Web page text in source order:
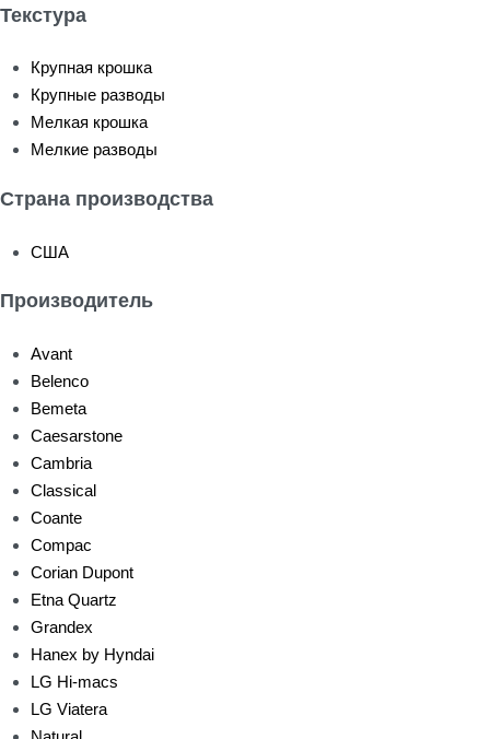
Текстура
Крупная крошка
Крупные разводы
Мелкая крошка
Мелкие разводы
Страна производства
США
Производитель
Avant
Belenco
Bemeta
Caesarstone
Cambria
Classical
Coante
Compac
Corian Dupont
Etna Quartz
Grandex
Hanex by Hyndai
LG Hi-macs
LG Viatera